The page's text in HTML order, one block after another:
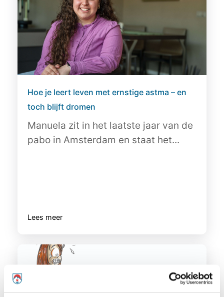
Hoe je leert leven met ernstige astma – en
toch blijft dromen
Manuela zit in het laatste jaar van de
pabo in Amsterdam en staat het...
Lees meer